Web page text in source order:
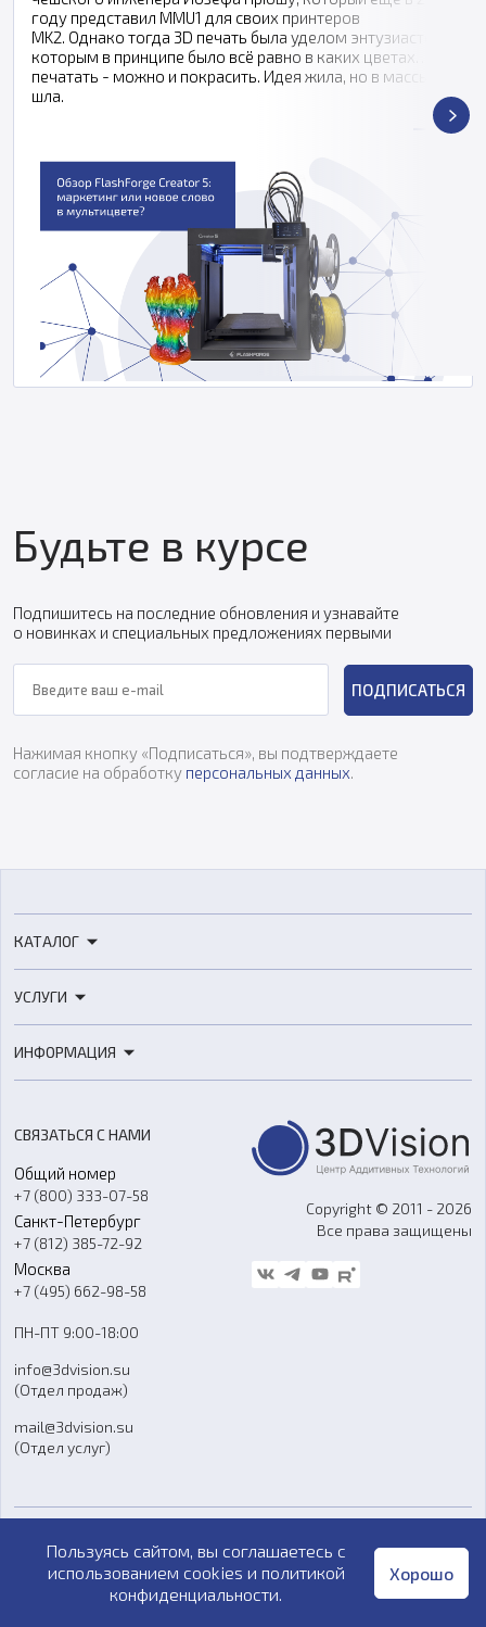
году представил MMU1 для своих принтеров
MK2. Однако тогда 3D печать была уделом энтузиастов,
которым в принципе было всё равно в каких цветах
печатать - можно и покрасить. Идея жила, но в массы не
шла.
Будьте в курсе
Подпишитесь на последние обновления и узнавайте
о новинках и специальных предложениях первыми
ПОДПИСАТЬСЯ
Нажимая кнопку «Подписаться», вы подтверждаете
согласие на обработку персональных данных.
КАТАЛОГ
3D-сканеры
Расходные материалы
Оборудование и материалы для вакуумного литья
Аксессуары и прочее оборудование
Программное обеспечение
УСЛУГИ
3D-моделирование
Ремонт и услуги
ИНФОРМАЦИЯ
О компании
Контакты
Гос. закупки
Стать дилером
Блог
FAQ
СВЯЗАТЬСЯ С НАМИ
Общий номер
+7 (800) 333-07-58
Санкт-Петербург
+7 (812) 385-72-92
Москва
+7 (495) 662-98-58
ПН-ПТ 9:00-18:00
info@3dvision.su
(Отдел продаж)
mail@3dvision.su
(Отдел услуг)
Copyright © 2011 - 2026
Все права защищены
СМИ о нас
Рекомендательные письма
Пользовательское соглашение
Пользуясь сайтом, вы соглашаетесь с
использованием cookies и политикой
конфиденциальности.
Хорошо